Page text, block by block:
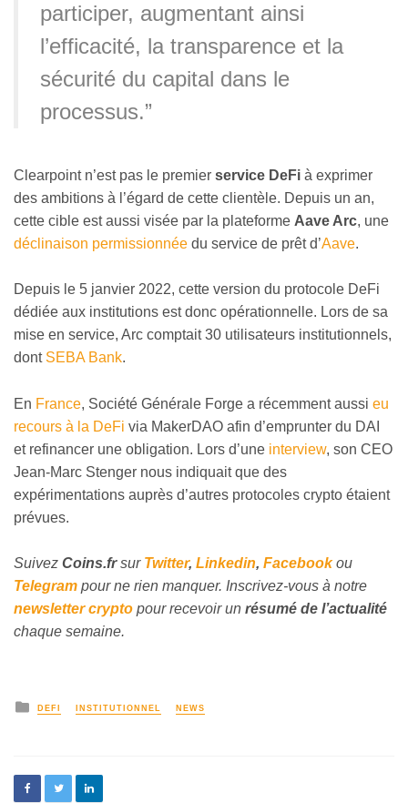
participer, augmentant ainsi
l’efficacité, la transparence et la
sécurité du capital dans le
processus.”
Clearpoint n’est pas le premier service DeFi à exprimer
des ambitions à l’égard de cette clientèle. Depuis un an,
cette cible est aussi visée par la plateforme Aave Arc, une
déclinaison permissionnée du service de prêt d’Aave.
Depuis le 5 janvier 2022, cette version du protocole DeFi
dédiée aux institutions est donc opérationnelle. Lors de sa
mise en service, Arc comptait 30 utilisateurs institutionnels,
dont SEBA Bank.
En France, Société Générale Forge a récemment aussi eu
recours à la DeFi via MakerDAO afin d’emprunter du DAI
et refinancer une obligation. Lors d’une interview, son CEO
Jean-Marc Stenger nous indiquait que des
expérimentations auprès d’autres protocoles crypto étaient
prévues.
Suivez Coins.frsur Twitter, Linkedin, Facebookou
Telegram pour ne rien manquer. Inscrivez-vous à notre
newsletter crypto pour recevoir un résumé de l’actualité
chaque semaine.
DEFI INSTITUTIONNEL NEWS